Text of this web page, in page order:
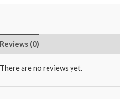
Reviews (0)
There are no reviews yet.